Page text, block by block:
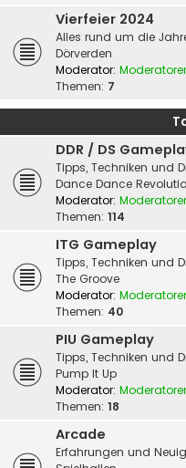
Vierfeier 2024
Alles rund um die
Dörverden
Moderator:
Themen: 7
DDR / DS
Tipps, Techniken und
Dance Dance
Moderator:
Themen: 114
ITG Gameplay
Tipps, Techniken und
The Groove
Moderator:
Themen: 40
PIU Gameplay
Tipps, Techniken und
Pump It Up
Moderator:
Themen: 18
Arcade
Erfahrungen und